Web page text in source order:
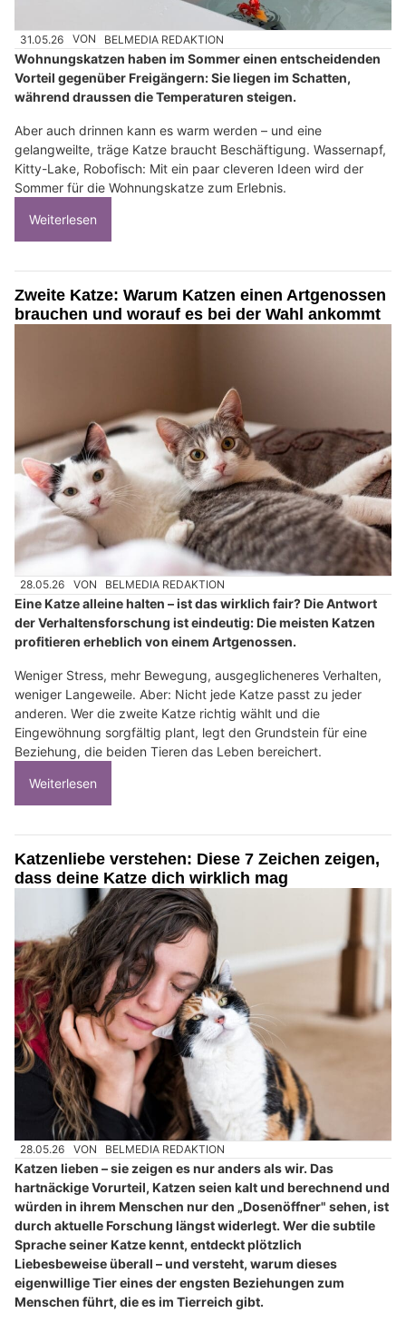
31.05.26 VON BELMEDIA REDAKTION
Wohnungskatzen haben im Sommer einen entscheidenden
Vorteil gegenüber Freigängern: Sie liegen im Schatten,
während draussen die Temperaturen steigen.
Aber auch drinnen kann es warm werden – und eine
gelangweilte, träge Katze braucht Beschäftigung. Wassernapf,
Kitty-Lake, Robofisch: Mit ein paar cleveren Ideen wird der
Sommer für die Wohnungskatze zum Erlebnis.
Weiterlesen
Zweite Katze: Warum Katzen einen Artgenossen
brauchen und worauf es bei der Wahl ankommt
28.05.26 VON BELMEDIA REDAKTION
Eine Katze alleine halten – ist das wirklich fair? Die Antwort
der Verhaltensforschung ist eindeutig: Die meisten Katzen
profitieren erheblich von einem Artgenossen.
Weniger Stress, mehr Bewegung, ausgeglicheneres Verhalten,
weniger Langeweile. Aber: Nicht jede Katze passt zu jeder
anderen. Wer die zweite Katze richtig wählt und die
Eingewöhnung sorgfältig plant, legt den Grundstein für eine
Beziehung, die beiden Tieren das Leben bereichert.
Weiterlesen
Katzenliebe verstehen: Diese 7 Zeichen zeigen,
dass deine Katze dich wirklich mag
28.05.26 VON BELMEDIA REDAKTION
Katzen lieben – sie zeigen es nur anders als wir. Das
hartnäckige Vorurteil, Katzen seien kalt und berechnend und
würden in ihrem Menschen nur den „Dosenöffner" sehen, ist
durch aktuelle Forschung längst widerlegt. Wer die subtile
Sprache seiner Katze kennt, entdeckt plötzlich
Liebesbeweise überall – und versteht, warum dieses
eigenwillige Tier eines der engsten Beziehungen zum
Menschen führt, die es im Tierreich gibt.